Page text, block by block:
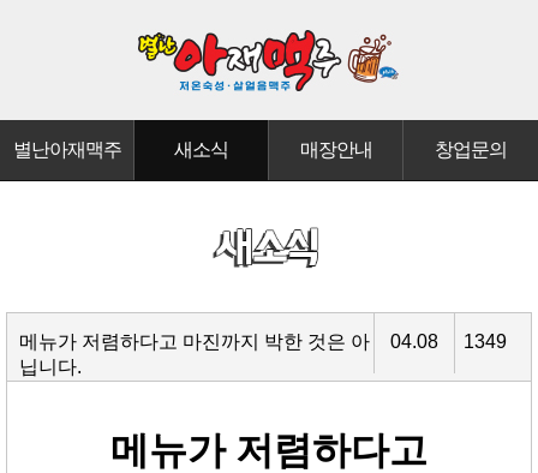
별난아재맥주 새소식 매장안내 창업문의
메뉴가 저렴하다고 마진까지 박한 것은 아
닙니다.
04.08 1349
메뉴가 저렴하다고